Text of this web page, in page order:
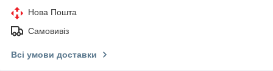
Нова Пошта
Самовивіз
Всі умови доставки